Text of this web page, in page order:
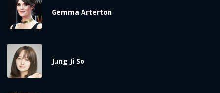
Gemma Arterton
Jung Ji So